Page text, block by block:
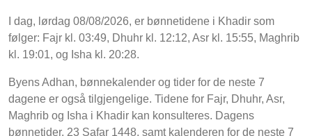
I dag, lørdag 08/08/2026, er bønnetidene i Khadir som
følger: Fajr kl. 03:49, Dhuhr kl. 12:12, Asr kl. 15:55, Maghrib
kl. 19:01, og Isha kl. 20:28.
Byens Adhan, bønnekalender og tider for de neste 7
dagene er også tilgjengelige. Tidene for Fajr, Dhuhr, Asr,
Maghrib og Isha i Khadir kan konsulteres. Dagens
bønnetider, 23 Safar 1448, samt kalenderen for de neste 7